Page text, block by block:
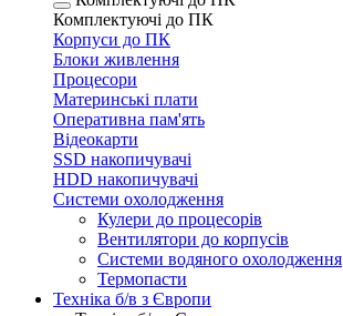
Комплектуючі до ПК
Корпуси до ПК
Блоки живлення
Процесори
Материнські плати
Оперативна пам'ять
Відеокарти
SSD накопичувачі
HDD накопичувачі
Системи охолодження
Кулери до процесорів
Вентилятори до корпусів
Системи водяного охолодження
Термопасти
Техніка б/в з Європи